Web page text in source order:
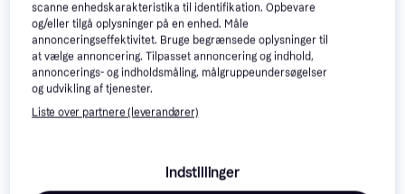
scanne enhedskarakteristika til identifikation. Opbevare
og/eller tilgå oplysninger på en enhed. Måle
annonceringseffektivitet. Bruge begrænsede oplysninger til
at vælge annoncering. Tilpasset annoncering og indhold,
annoncerings- og indholdsmåling, målgruppeundersøgelser
og udvikling af tjenester.
Liste over partnere (leverandører)
Indstillinger